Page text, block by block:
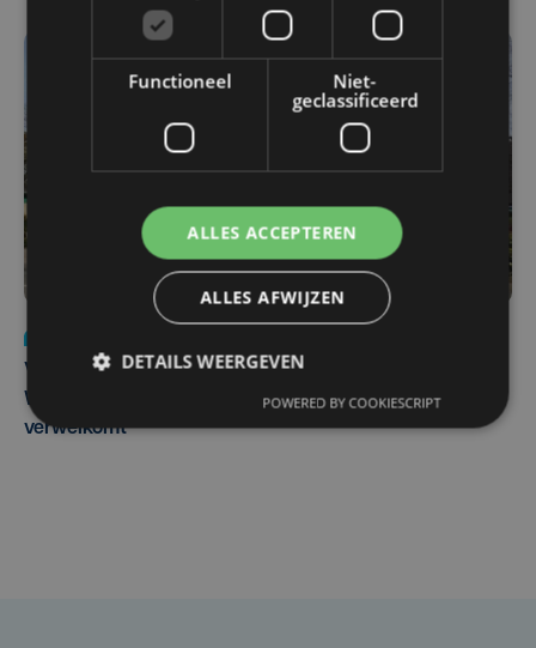
Vier Oostendse gynaecologen versterken dienst in AZ
West, dat ook een nieuwe voltijdse gynaecoloog
verwelkomt
Functioneel
Niet-
geclassificeerd
ALLES ACCEPTEREN
ALLES AFWIJZEN
DETAILS WEERGEVEN
POWERED BY COOKIESCRIPT